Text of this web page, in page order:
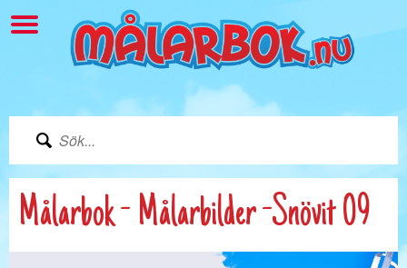
Målarbok - Målarbilder -Snövit 09